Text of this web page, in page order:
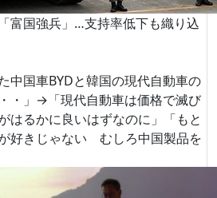
富国強兵」…支持率低下も織り込
中国車BYDと韓国の現代自動車の
・」→「現代自動車は価格で滅び
はるかに良いはずなのに」「もと
好きじゃない むしろ中国製品を